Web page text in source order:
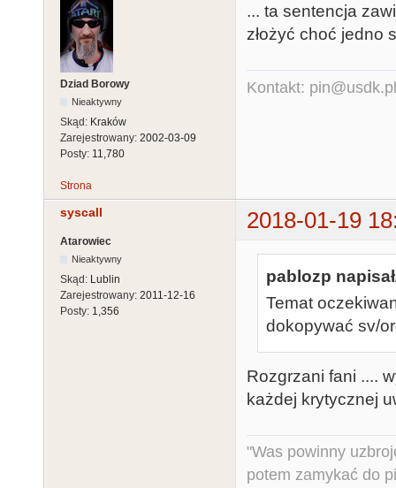
Dziad Borowy
Nieaktywny
Skąd: Kraków
Zarejestrowany: 2002-03-09
Posty: 11,780
... ta sentencja
złożyć choć jedno
Kontakt: pin@usdk.pl
Strona
syscall 2018-01-19
Atarowiec
Nieaktywny
Skąd: Lublin
Zarejestrowany: 2011-12-16
Posty: 1,356
pablozp
Temat
dokopywać sv/
Rozgrzani fani ....
każdej krytycznej
"Was powinny
potem zamykać do